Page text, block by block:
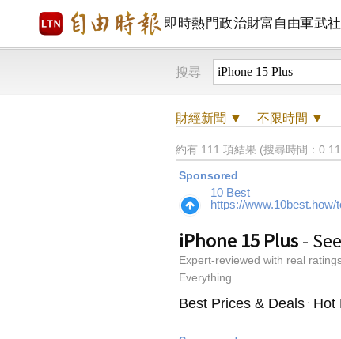
即時熱門政治財富自由軍武
搜尋
財經新聞 ▼ 不限時間 ▼
約有 111 項結果 (搜尋時間：